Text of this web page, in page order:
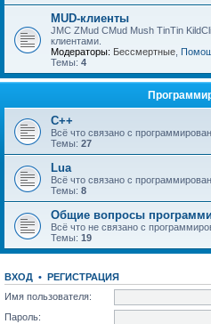
MUD-клиенты
JMC ZMud CMud Mush TinTin
клиентами.
Модераторы: Бессмертные
Темы: 4
C++
Всё что связано с
Темы: 27
Lua
Всё что связано с
Темы: 8
Общие вопросы
Всё что не связано с
Темы: 19
ВХОД • РЕГИСТРАЦИЯ
Имя пользователя:
Пароль: